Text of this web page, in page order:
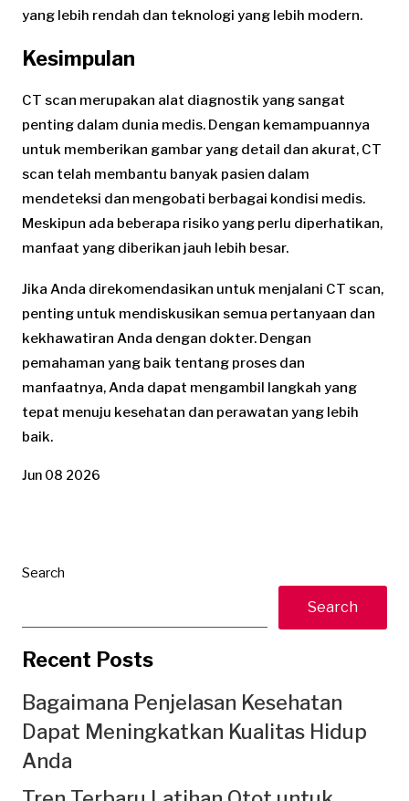
yang lebih rendah dan teknologi yang lebih modern.
Kesimpulan
CT scan merupakan alat diagnostik yang sangat
penting dalam dunia medis. Dengan kemampuannya
untuk memberikan gambar yang detail dan akurat, CT
scan telah membantu banyak pasien dalam
mendeteksi dan mengobati berbagai kondisi medis.
Meskipun ada beberapa risiko yang perlu diperhatikan,
manfaat yang diberikan jauh lebih besar.
Jika Anda direkomendasikan untuk menjalani CT scan,
penting untuk mendiskusikan semua pertanyaan dan
kekhawatiran Anda dengan dokter. Dengan
pemahaman yang baik tentang proses dan
manfaatnya, Anda dapat mengambil langkah yang
tepat menuju kesehatan dan perawatan yang lebih
baik.
Jun 08 2026
Search
Search
Recent Posts
Bagaimana Penjelasan Kesehatan
Dapat Meningkatkan Kualitas Hidup
Anda